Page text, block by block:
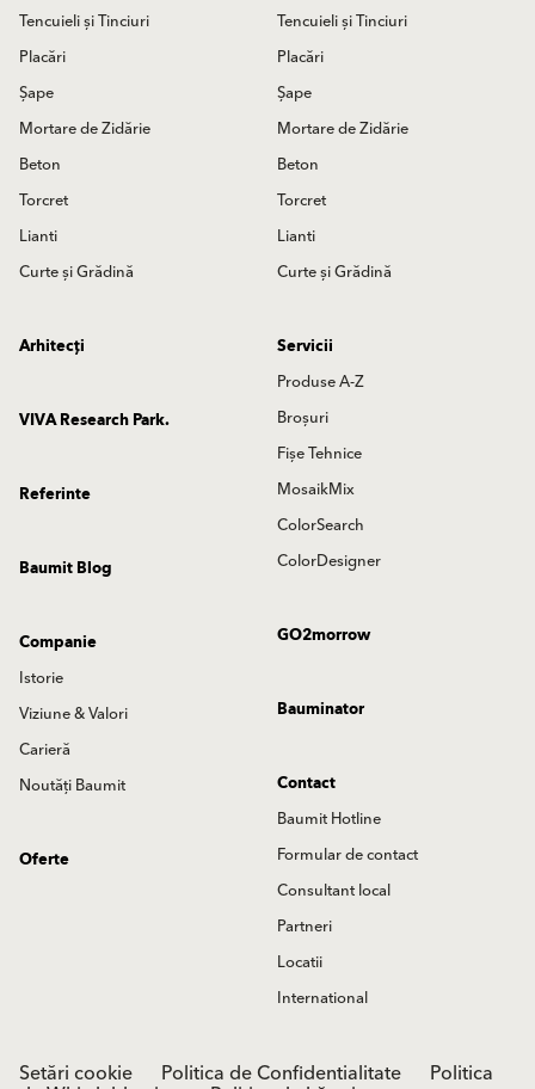
Tencuieli și Tinciuri
Placări
Șape
Mortare de Zidărie
Beton
Torcret
Lianti
Curte și Grădină
Tencuieli și Tinciuri
Placări
Șape
Mortare de Zidărie
Beton
Torcret
Lianti
Curte și Grădină
Arhitecți
Servicii
Produse A-Z
Broșuri
Fișe Tehnice
MosaikMix
ColorSearch
ColorDesigner
VIVA Research Park.
Referinte
Baumit Blog
GO2morrow
Companie
Istorie
Viziune & Valori
Carieră
Noutăți Baumit
Bauminator
Contact
Baumit Hotline
Formular de contact
Consultant local
Partneri
Locatii
International
Oferte
Setări cookie Politica de Confidentialitate Politica